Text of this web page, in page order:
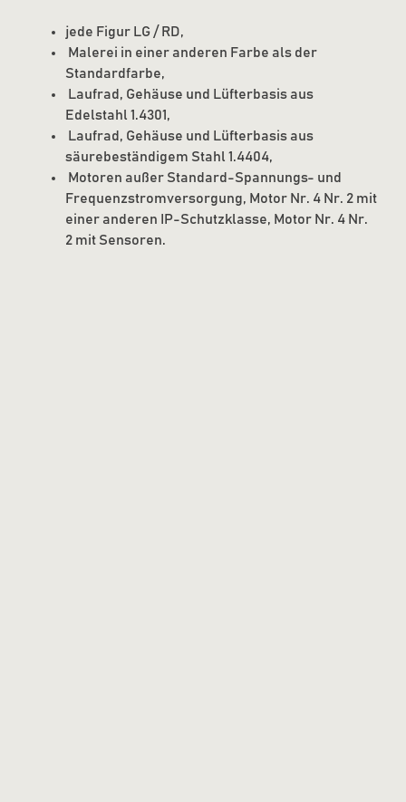
jede Figur LG / RD,
Malerei in einer anderen Farbe als der
Standardfarbe,
Laufrad, Gehäuse und Lüfterbasis aus
Edelstahl 1.4301,
Laufrad, Gehäuse und Lüfterbasis aus
säurebeständigem Stahl 1.4404,
Motoren außer Standard-Spannungs- und
Frequenzstromversorgung, Motor Nr. 4 Nr. 2 mit
einer anderen IP-Schutzklasse, Motor Nr. 4 Nr.
2 mit Sensoren.